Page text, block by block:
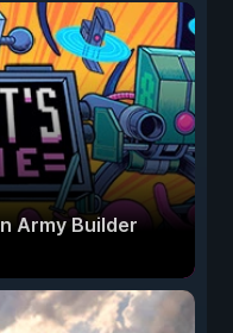
Army Builder